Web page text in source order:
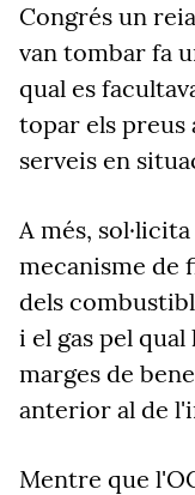
Congrés un
van tombar fa
qual es
topar els
serveis en
A més,
mecanisme de
dels
i el gas pel
marges de
anterior al de
Mentre que